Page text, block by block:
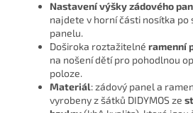
Nastavení výšky zádového
najdete v horní části nosítka
panelu.
Doširoka roztažitelné ramenní
na nošení dětí pro pohodlnou
poloze.
Materiál: zádový panel a
vyrobeny z šátků DIDYMOS ze